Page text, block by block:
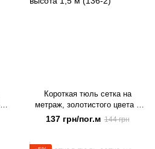
Короткая тюль сетка на
метраж, золотистого цвета с
коричневой вышивкой, высота
1,5 м (136-2)
137 грн/пог.м 144 грн